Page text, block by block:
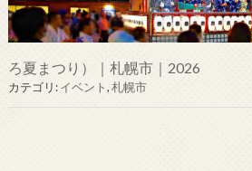
ろ夏まつり）｜札幌市｜2026
カテゴリ:イベント,札幌市